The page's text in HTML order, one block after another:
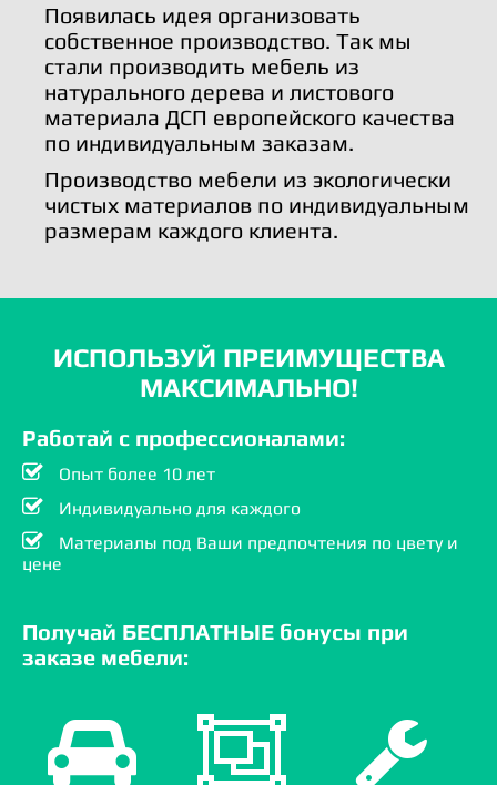
Появилась идея организовать
собственное производство. Так мы
стали производить мебель из
натурального дерева и листового
материала ДСП европейского качества
по индивидуальным заказам.
Производство мебели из экологически
чистых материалов по индивидуальным
размерам каждого клиента.
ИСПОЛЬЗУЙ ПРЕИМУЩЕСТВА
МАКСИМАЛЬНО!
Работай с профессионалами:
Опыт более 10 лет
Индивидуально для каждого
Материалы под Ваши предпочтения по цвету и
цене
Получай БЕСПЛАТНЫЕ бонусы при
заказе мебели: